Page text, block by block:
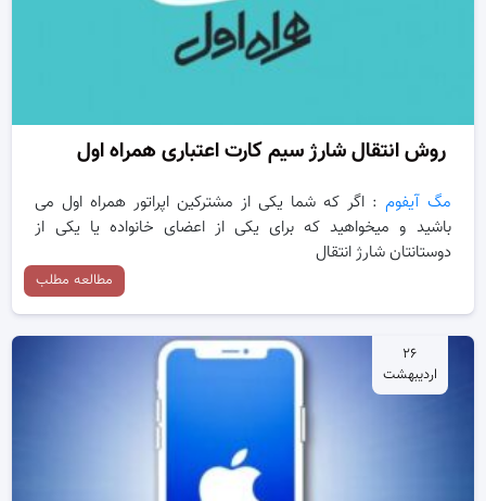
روش انتقال شارژ سیم کارت اعتباری همراه اول
مگ آیفوم : اگر که شما یکی از مشترکین اپراتور همراه اول می
باشید و میخواهید که برای یکی از اعضای خانواده یا یکی از
دوستانتان شارژ انتقال
مطالعه مطلب
۲۶
اردیبهشت